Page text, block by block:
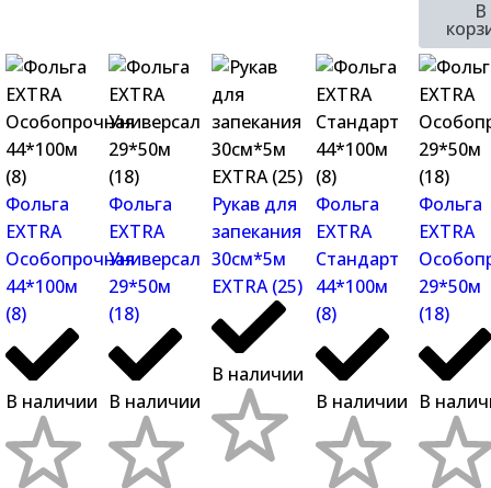
В
Фольга
EXTRA
Особопрочная
44*100м
(8)
В наличии
Фольга
EXTRA
Универсал
29*50м
(18)
В наличии
Рукав для
запекания
30см*5м
EXTRA (25)
В наличии
Фольга
EXTRA
Стандарт
44*100м
(8)
В наличии
Фольга
EXTRA
29*50м
(18)
В